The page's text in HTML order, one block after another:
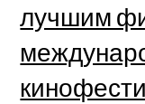
лучшим